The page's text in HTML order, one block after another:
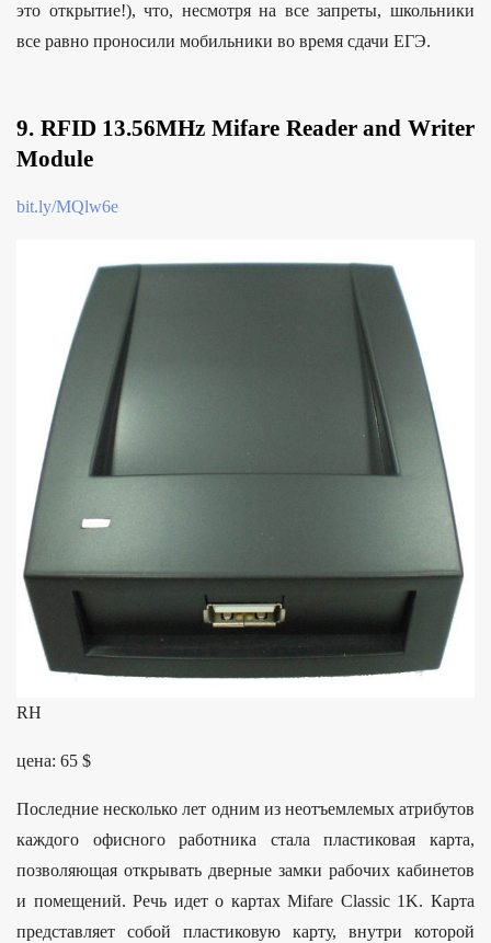
это открытие!), что, несмотря на все запреты, школьники
все равно проносили мобильники во время сдачи ЕГЭ.
9. RFID 13.56MHz Mifare Reader and Writer
Module
bit.ly/MQlw6e
RH
цена: 65 $
Последние несколько лет одним из неотъемлемых атрибутов
каждого офисного работника стала пластиковая карта,
позволяющая открывать дверные замки рабочих кабинетов
и помещений. Речь идет о картах Mifare Classic 1K. Карта
представляет собой пластиковую карту, внутри которой